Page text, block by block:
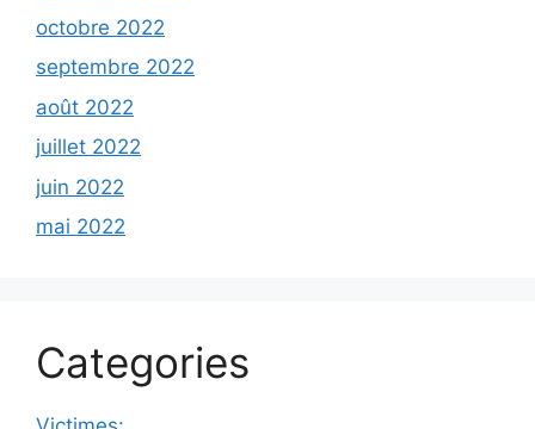
octobre 2022
septembre 2022
août 2022
juillet 2022
juin 2022
mai 2022
Categories